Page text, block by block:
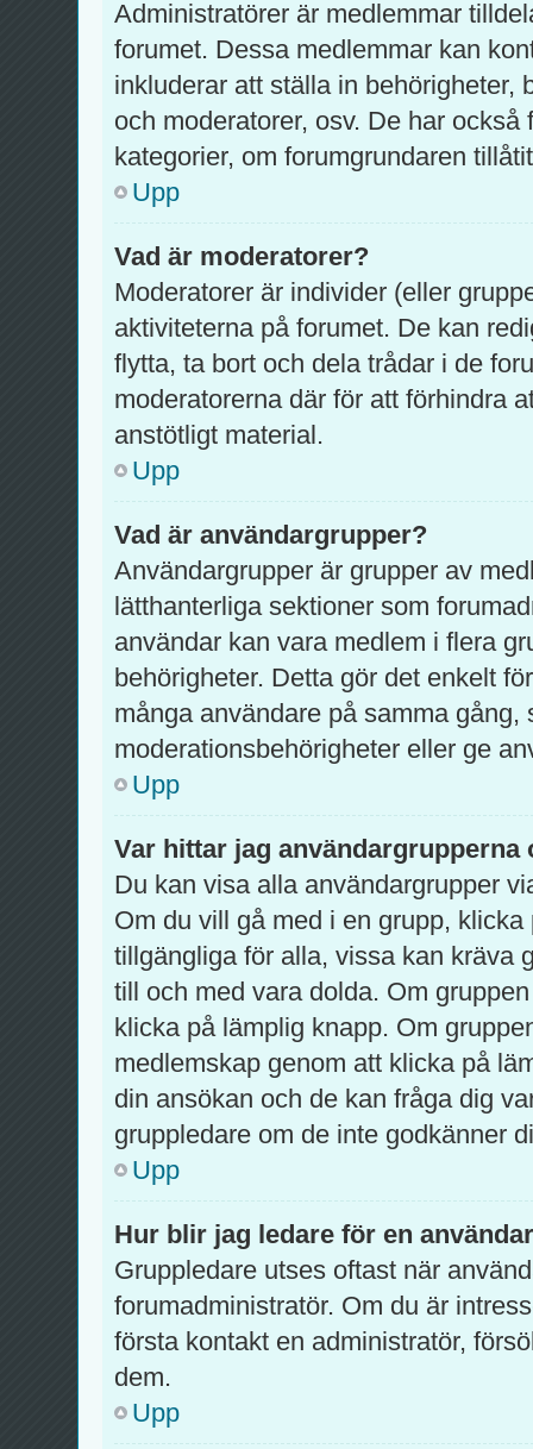
Administratörer är medlemmar
forumet. Dessa medlemmar kan
inkluderar att ställa in behörigheter,
och moderatorer, osv. De har
kategorier, om forumgrundaren
Upp
Vad är moderatorer?
Moderatorer är individer (eller
aktiviteterna på forumet. De kan
flytta, ta bort och dela trådar i de
moderatorerna där för att förhindra
anstötligt material.
Upp
Vad är användargrupper?
Användargrupper är grupper av
lätthanterliga sektioner som
användar kan vara medlem i flera
behörigheter. Detta gör det enkelt
många användare på samma
moderationsbehörigheter eller ge
Upp
Var hittar jag användargrupperna
Du kan visa alla användargrupper
Om du vill gå med i en grupp,
tillgängliga för alla, vissa kan kräva
till och med vara dolda. Om
klicka på lämplig knapp. Om
medlemskap genom att klicka på
din ansökan och de kan fråga dig
gruppledare om de inte godkänner
Upp
Hur blir jag ledare för en
Gruppledare utses oftast när
forumadministratör. Om du är
första kontakt en administratör,
dem.
Upp